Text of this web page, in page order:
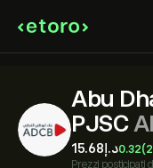
Abu
PJSC
0.32
Prezzi posticipati